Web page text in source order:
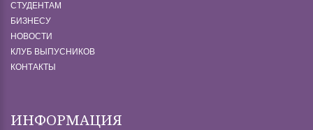
СТУДЕНТАМ
БИЗНЕСУ
НОВОСТИ
КЛУБ ВЫПУСНИКОВ
КОНТАКТЫ
ИНФОРМАЦИЯ